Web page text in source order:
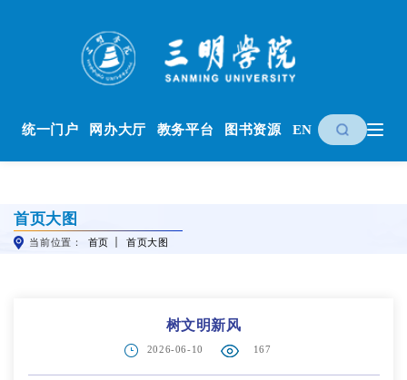
统一门户 网办大厅 教务平台 图书资源 EN
首页大图
当前位置： 首页 首页大图
树文明新风
2026-06-10 167